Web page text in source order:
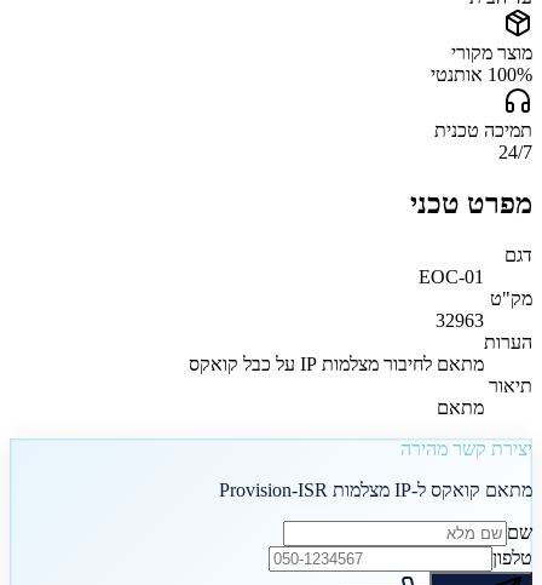
מוצר מקורי
100% אותנטי
תמיכה טכנית
24/7
מפרט טכני
דגם
EOC-01
מק"ט
32963
הערות
מתאם לחיבור מצלמות IP על כבל קואקס
תיאור
מתאם
יצירת קשר מהירה
מתאם קואקס ל-IP מצלמות Provision-ISR
שם
טלפון